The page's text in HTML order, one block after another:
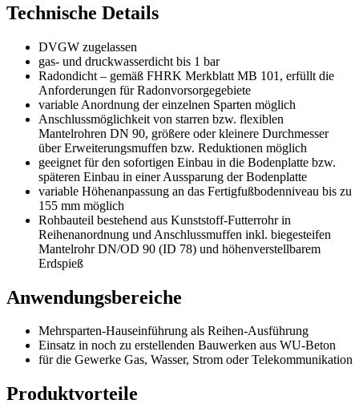
Technische Details
DVGW zugelassen
gas- und druckwasserdicht bis 1 bar
Radondicht – gemäß FHRK Merkblatt MB 101, erfüllt die
Anforderungen für Radonvorsorgegebiete
variable Anordnung der einzelnen Sparten möglich
Anschlussmöglichkeit von starren bzw. flexiblen
Mantelrohren DN 90, größere oder kleinere Durchmesser
über Erweiterungsmuffen bzw. Reduktionen möglich
geeignet für den sofortigen Einbau in die Bodenplatte bzw.
späteren Einbau in einer Aussparung der Bodenplatte
variable Höhenanpassung an das Fertigfußbodenniveau bis zu
155 mm möglich
Rohbauteil bestehend aus Kunststoff-Futterrohr in
Reihenanordnung und Anschlussmuffen inkl. biegesteifen
Mantelrohr DN/OD 90 (ID 78) und höhenverstellbarem
Erdspieß
Anwendungsbereiche
Mehrsparten-Hauseinführung als Reihen-Ausführung
Einsatz in noch zu erstellenden Bauwerken aus WU-Beton
für die Gewerke Gas, Wasser, Strom oder Telekommunikation
Produktvorteile